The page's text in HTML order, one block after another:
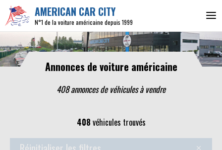
AMERICAN CAR CITY
N°1 de la voiture américaine depuis 1999
Annonces de voiture américaine
408 annonces de véhiculesà vendre
408 véhicules trouvés